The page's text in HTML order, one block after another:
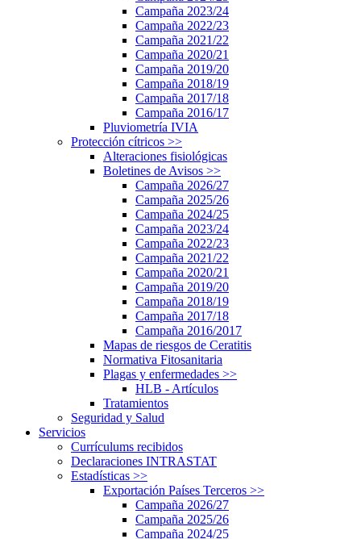
Campaña 2023/24
Campaña 2022/23
Campaña 2021/22
Campaña 2020/21
Campaña 2019/20
Campaña 2018/19
Campaña 2017/18
Campaña 2016/17
Pluviometría IVIA
Protección cítricos >>
Alteraciones fisiológicas
Boletines de Avisos >>
Campaña 2026/27
Campaña 2025/26
Campaña 2024/25
Campaña 2023/24
Campaña 2022/23
Campaña 2021/22
Campaña 2020/21
Campaña 2019/20
Campaña 2018/19
Campaña 2017/18
Campaña 2016/2017
Mapas de riesgos de Ceratitis
Normativa Fitosanitaria
Plagas y enfermedades >>
HLB - Artículos
Tratamientos
Seguridad y Salud
Servicios
Currículums recibidos
Declaraciones INTRASTAT
Estadísticas >>
Exportación Países Terceros >>
Campaña 2026/27
Campaña 2025/26
Campaña 2024/25